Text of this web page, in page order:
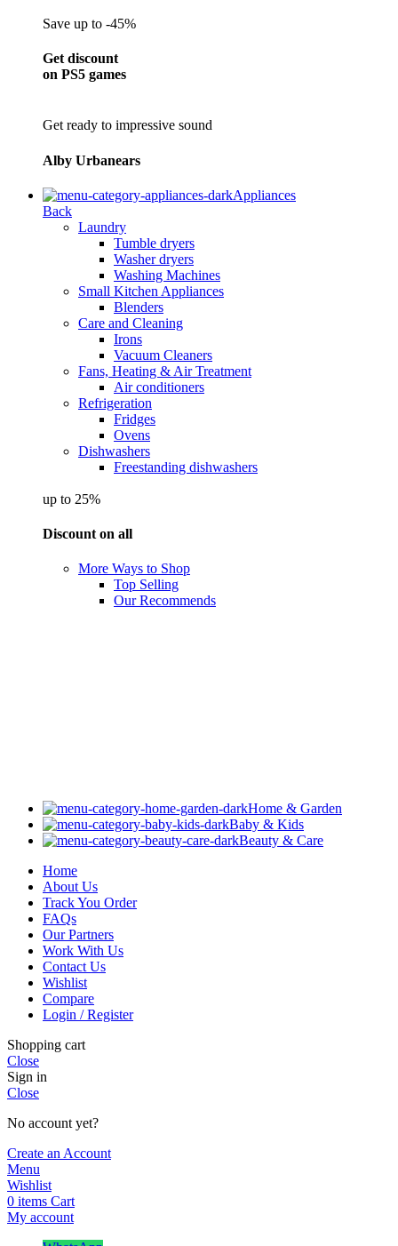
Save up to -45%
Get discount
on PS5 games
Get ready to impressive sound
Alby Urbanears
Appliances
Back
Laundry
Tumble dryers
Washer dryers
Washing Machines
Small Kitchen Appliances
Blenders
Care and Cleaning
Irons
Vacuum Cleaners
Fans, Heating & Air Treatment
Air conditioners
Refrigeration
Fridges
Ovens
Dishwashers
Freestanding dishwashers
up to 25%
Discount on all
More Ways to Shop
Top Selling
Our Recommends
Home & Garden
Baby & Kids
Beauty & Care
Home
About Us
Track You Order
FAQs
Our Partners
Work With Us
Contact Us
Wishlist
Compare
Login / Register
Shopping cart
Close
Sign in
Close
No account yet?
Create an Account
Menu
Wishlist
0 items Cart
My account